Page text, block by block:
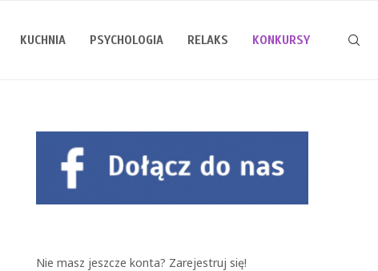
KUCHNIA PSYCHOLOGIA RELAKS KONKURSY
Nie masz jeszcze konta? Zarejestruj się!